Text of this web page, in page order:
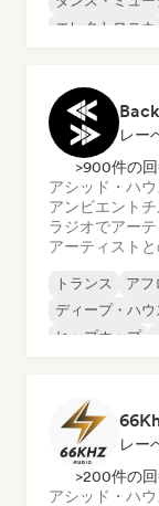
エレクトロニカ
レー
>900件の
アシッド・ハウ
アンビエント
ラジオでアー
アーティスト
トランス アフ
ディープ・ハウ
ヒップホップ
レー
>200件の
アシッド・ハウ